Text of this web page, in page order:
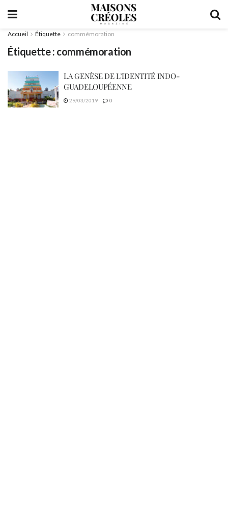
Accueil Étiquette commémoration
Étiquette : commémoration
LA GENÈSE DE L’IDENTITÉ INDO-
GUADELOUPÉENNE
29/03/2019 0